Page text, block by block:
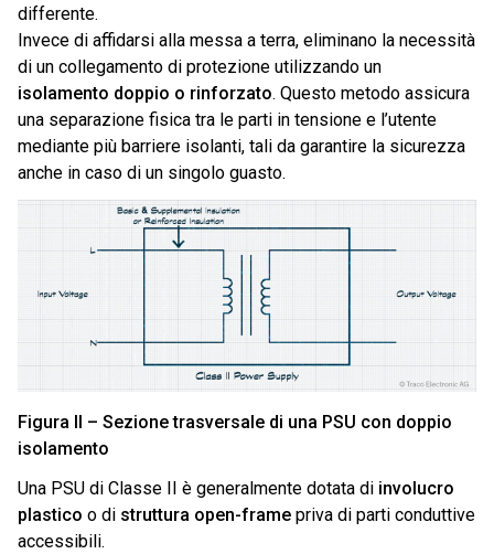
differente.
Invece di affidarsi alla messa a terra, eliminano la necessità
di un collegamento di protezione utilizzando un
isolamento doppio o rinforzato. Questo metodo assicura
una separazione fisica tra le parti in tensione e l’utente
mediante più barriere isolanti, tali da garantire la sicurezza
anche in caso di un singolo guasto.
Figura II – Sezione trasversale di una PSU con doppio
isolamento
Una PSU di Classe II è generalmente dotata di involucro
plastico o di struttura open-frame priva di parti conduttive
accessibili.